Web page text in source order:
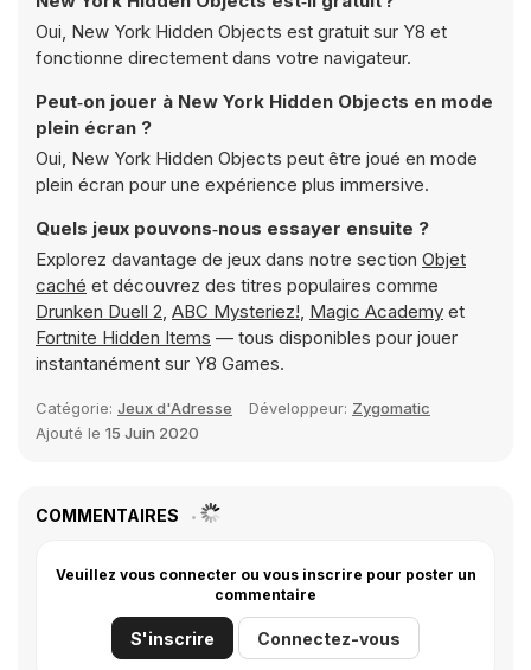
Oui, New York Hidden Objects est gratuit sur Y8 et
fonctionne directement dans votre navigateur.
Peut‑on jouer à New York Hidden Objects en mode
plein écran ?
Oui, New York Hidden Objects peut être joué en mode
plein écran pour une expérience plus immersive.
Quels jeux pouvons‑nous essayer ensuite ?
Explorez davantage de jeux dans notre section Objet
caché et découvrez des titres populaires comme
Drunken Duell 2, ABC Mysteriez!, Magic Academy et
Fortnite Hidden Items — tous disponibles pour jouer
instantanément sur Y8 Games.
Catégorie: Jeux d'Adresse Développeur: Zygomatic
Ajouté le 15 Juin 2020
COMMENTAIRES
Veuillez vous connecter ou vous inscrire pour poster un
commentaire
S'inscrire Connectez-vous